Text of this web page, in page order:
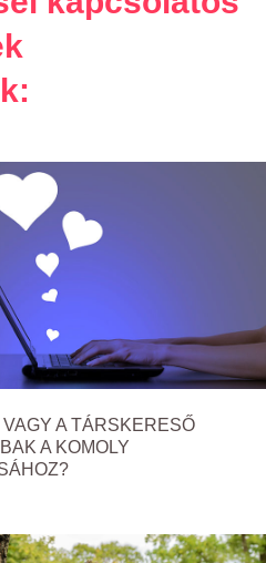
A TÁRSKERESŐ
A KOMOLY